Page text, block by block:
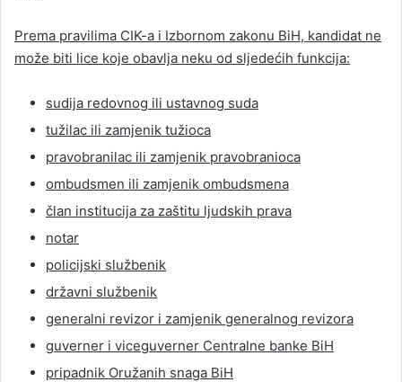
Prema pravilima CIK-a i Izbornom zakonu BiH, kandidat ne
može biti lice koje obavlja neku od sljedećih funkcija:
sudija redovnog ili ustavnog suda
tužilac ili zamjenik tužioca
pravobranilac ili zamjenik pravobranioca
ombudsmen ili zamjenik ombudsmena
član institucija za zaštitu ljudskih prava
notar
policijski službenik
državni službenik
generalni revizor i zamjenik generalnog revizora
guverner i viceguverner Centralne banke BiH
pripadnik Oružanih snaga BiH